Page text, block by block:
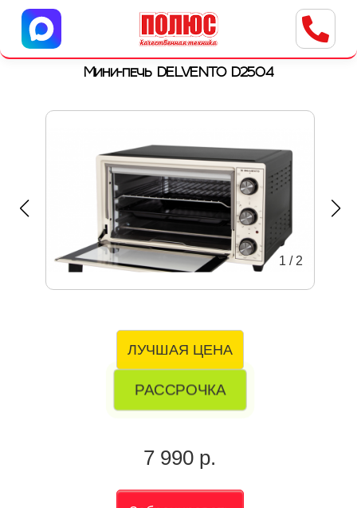
Центр бытовой техники
г. Ульяновск, ул. Пушкарева, 8a
Мини-печь DELVENTO D2504
1 / 2
ЛУЧШАЯ ЦЕНА
РАССРОЧКА
7 990 р.